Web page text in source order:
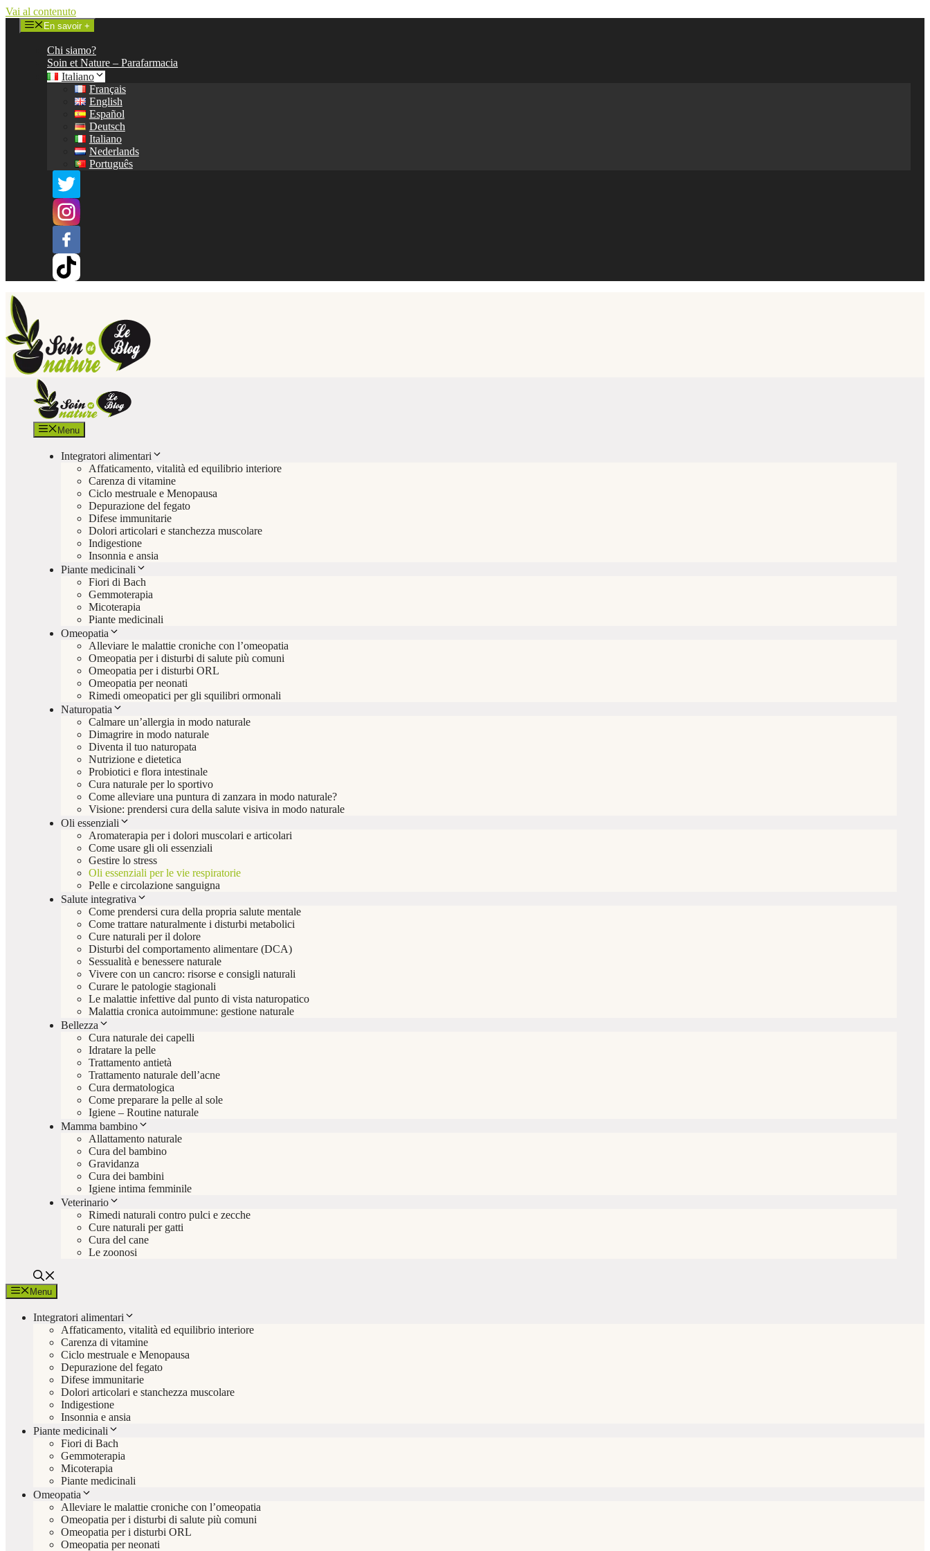
Vai al contenuto
En savoir +
Chi siamo?
Soin et Nature – Parafarmacia
Italiano
Français
English
Español
Deutsch
Italiano
Nederlands
Português
Menu
Integratori alimentari
Affaticamento, vitalità ed equilibrio interiore
Carenza di vitamine
Ciclo mestruale e Menopausa
Depurazione del fegato
Difese immunitarie
Dolori articolari e stanchezza muscolare
Indigestione
Insonnia e ansia
Piante medicinali
Fiori di Bach
Gemmoterapia
Micoterapia
Piante medicinali
Omeopatia
Alleviare le malattie croniche con l’omeopatia
Omeopatia per i disturbi di salute più comuni
Omeopatia per i disturbi ORL
Omeopatia per neonati
Rimedi omeopatici per gli squilibri ormonali
Naturopatia
Calmare un’allergia in modo naturale
Dimagrire in modo naturale
Diventa il tuo naturopata
Nutrizione e dietetica
Probiotici e flora intestinale
Cura naturale per lo sportivo
Come alleviare una puntura di zanzara in modo naturale?
Visione: prendersi cura della salute visiva in modo naturale
Oli essenziali
Aromaterapia per i dolori muscolari e articolari
Come usare gli oli essenziali
Gestire lo stress
Oli essenziali per le vie respiratorie
Pelle e circolazione sanguigna
Salute integrativa
Come prendersi cura della propria salute mentale
Come trattare naturalmente i disturbi metabolici
Cure naturali per il dolore
Disturbi del comportamento alimentare (DCA)
Sessualità e benessere naturale
Vivere con un cancro: risorse e consigli naturali
Curare le patologie stagionali
Le malattie infettive dal punto di vista naturopatico
Malattia cronica autoimmune: gestione naturale
Bellezza
Cura naturale dei capelli
Idratare la pelle
Trattamento antietà
Trattamento naturale dell’acne
Cura dermatologica
Come preparare la pelle al sole
Igiene – Routine naturale
Mamma bambino
Allattamento naturale
Cura del bambino
Gravidanza
Cura dei bambini
Igiene intima femminile
Veterinario
Rimedi naturali contro pulci e zecche
Cure naturali per gatti
Cura del cane
Le zoonosi
Menu
Integratori alimentari
Affaticamento, vitalità ed equilibrio interiore
Carenza di vitamine
Ciclo mestruale e Menopausa
Depurazione del fegato
Difese immunitarie
Dolori articolari e stanchezza muscolare
Indigestione
Insonnia e ansia
Piante medicinali
Fiori di Bach
Gemmoterapia
Micoterapia
Piante medicinali
Omeopatia
Alleviare le malattie croniche con l’omeopatia
Omeopatia per i disturbi di salute più comuni
Omeopatia per i disturbi ORL
Omeopatia per neonati